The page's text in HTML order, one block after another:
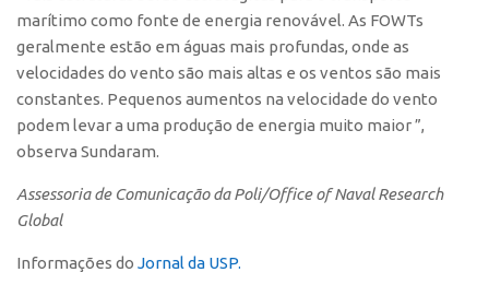
marítimo como fonte de energia renovável. As FOWTs
geralmente estão em águas mais profundas, onde as
velocidades do vento são mais altas e os ventos são mais
constantes. Pequenos aumentos na velocidade do vento
podem levar a uma produção de energia muito maior ”,
observa Sundaram.
Assessoria de Comunicação da Poli/Office of Naval Research
Global
Informações do Jornal da USP.